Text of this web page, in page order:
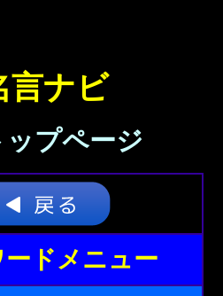
言ナビ
プページ
ードメニュー